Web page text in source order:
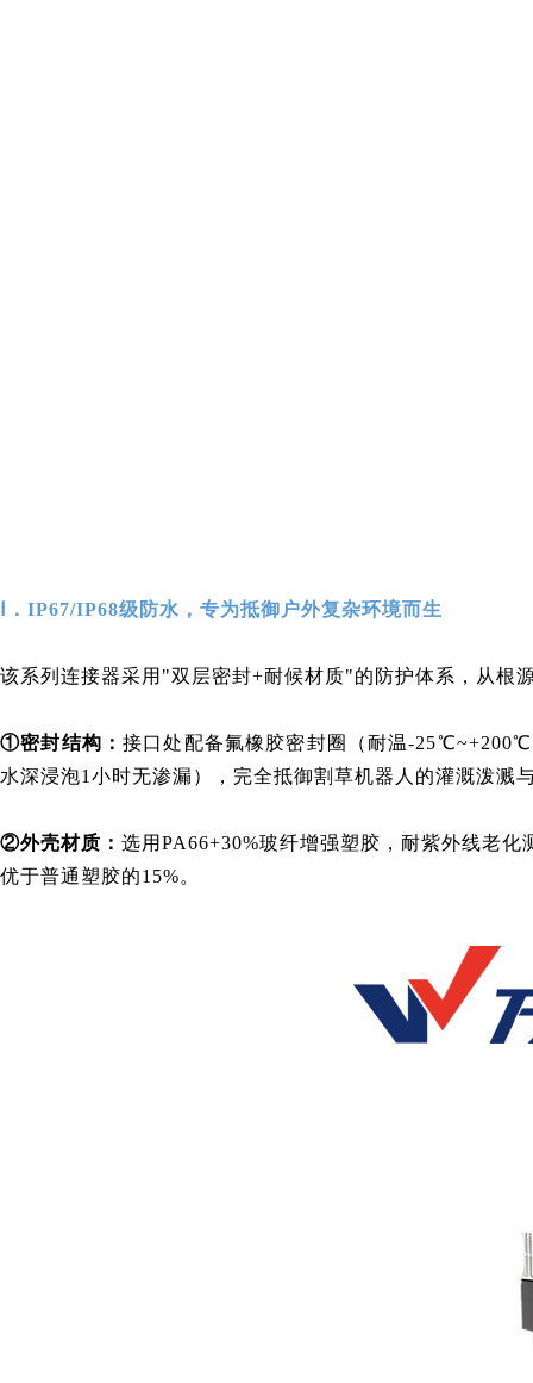
Ⅰ． IP67/IP68级防水 ， 专为抵御户外复杂环境而生
该系列连接器采用"双层密封+耐候材质"的防护体系，从根
①密封结构：接口处配备氟橡胶密封圈（耐温-25℃~+200℃
水深浸泡1小时无渗漏），完全抵御割草机器人的灌溉泼溅
②外壳材质： 选用PA66+30%玻纤增强塑胶，耐紫外线老
优于普通塑胶的15%。